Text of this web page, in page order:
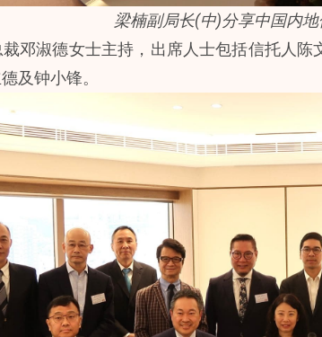
梁楠副局长(中)分享中国内
邓淑德女士主持，出席人士包括信托人陈
及钟小锋。